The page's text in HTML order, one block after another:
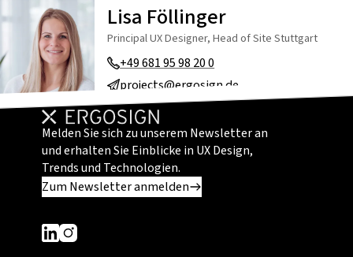
Lisa Föllinger
Principal UX Designer, Head of Site Stuttgart
+49 681 95 98 20 0
projects@ergosign.de
Melden Sie sich zu unserem Newsletter an
und erhalten Sie Einblicke in UX Design,
Trends und Technologien.
Zum Newsletter anmelden
Dieser Link führt zu einer externen Seite
Dieser Link führt zu einer externen Seite